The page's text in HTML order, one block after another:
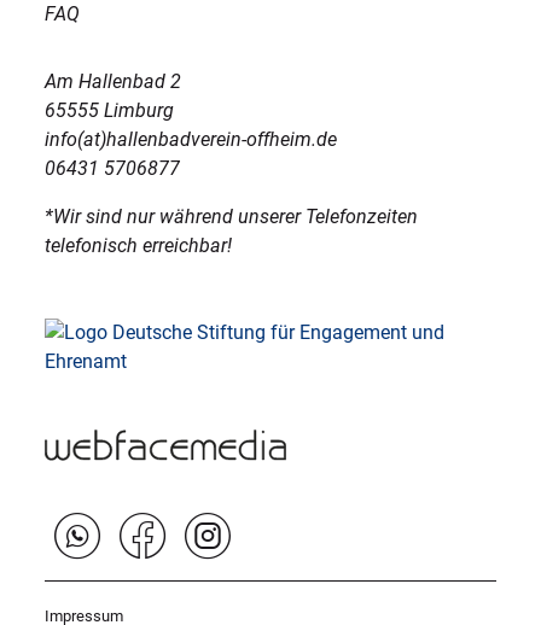
FAQ
Am Hallenbad 2
65555 Limburg
info(at)hallenbadverein-offheim.de
06431 5706877
*Wir sind nur während unserer Telefonzeiten
telefonisch erreichbar!
Impressum